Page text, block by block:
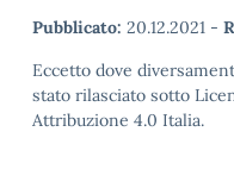
Pubblicato: 20.12.2021 -
Eccetto dove
stato rilasciato sotto
Attribuzione 4.0 Italia.